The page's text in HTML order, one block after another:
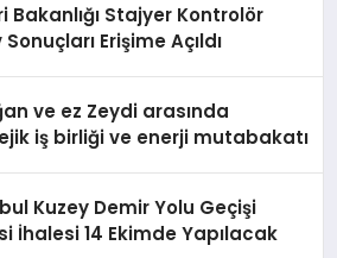
Bakanlığı Stajyer Kontrolör
Sonuçları Erişime Açıldı
ve ez Zeydi arasında
iş birliği ve enerji mutabakatı
Kuzey Demir Yolu Geçişi
İhalesi 14 Ekimde Yapılacak